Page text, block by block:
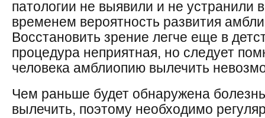
патологии не выявили и не устранили
временем вероятность развития
Восстановить зрение легче еще в
процедура неприятная, но следует
человека амблиопию вылечить
Чем раньше будет обнаружена
вылечить, поэтому необходимо